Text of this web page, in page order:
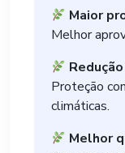
Maior
Melhor
Proteção
climáticas.
Melhor